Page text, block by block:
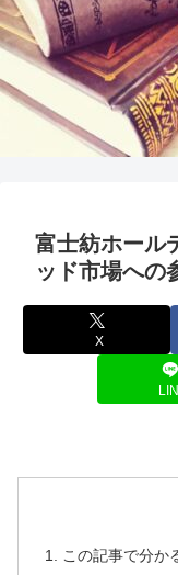
富士紡ホール
ッド市場への
X
この記事で分か